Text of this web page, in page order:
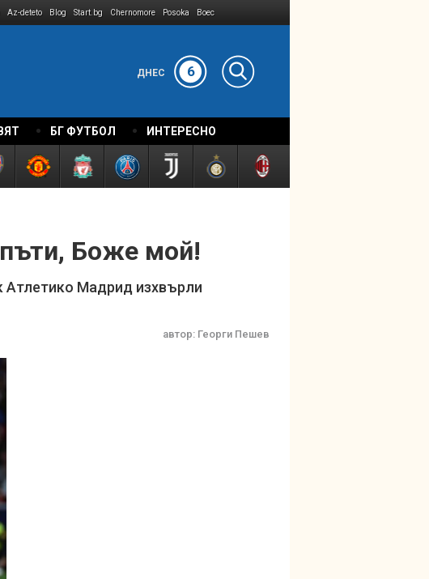
Az-deteto Blog Start.bg Chernomore Posoka Boec
ДНЕС 6
БГ ФУТБОЛ ИНТЕРЕСНО
Боже мой!
Атлетико Мадрид изхвърли
автор: Георги Пешев